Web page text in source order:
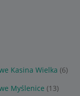
Kasina Wielka (6)
Myślenice (13)